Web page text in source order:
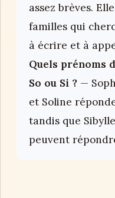
assez brèves.
familles qui
à écrire et à
Quels prénoms
So ou Si ? —
et Soline
tandis que
peuvent